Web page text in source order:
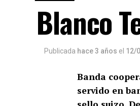
Blanco
Publicada hace 3 años el 12/
Banda
servido en